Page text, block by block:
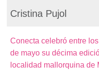
Cristina Pujol
Conecta celebró entre
de mayo su décima
localidad mallorquina de